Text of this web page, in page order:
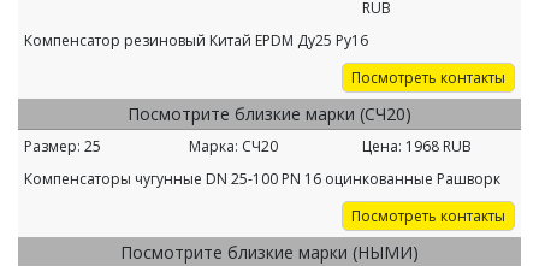
RUB
Компенсатор резиновый Китай EPDM Ду25 Ру16
Посмотреть контакты
Посмотрите близкие марки (СЧ20)
Размер: 25 Марка: СЧ20 Цена: 1968 RUB
Компенсаторы чугунные DN 25-100 PN 16 оцинкованные Рашворк
Посмотреть контакты
Посмотрите близкие марки (НЫМИ)